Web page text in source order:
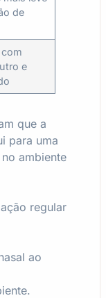
de
e
que a
para uma
ambiente
regular
ao